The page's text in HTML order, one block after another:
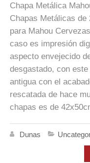
Chapa Metálica
Chapas Metálicas
para Mahou
caso es impresión
aspecto envejecido
desgastado, con
antigua con el
rescatada de hace
chapas es de
Dunas